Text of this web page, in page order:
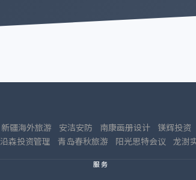
新疆海外旅游 安洁安防 南康画册设计 镁辉投资
沿森投资管理 青岛春秋旅游 阳光思特会议 龙澍
服务